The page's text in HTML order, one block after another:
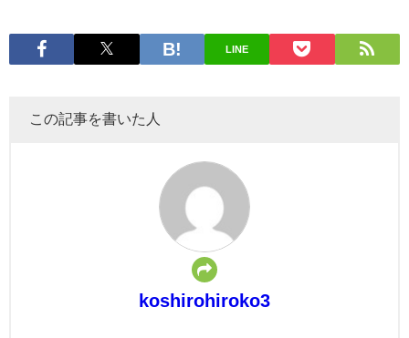
LINE
この記事を書いた人
koshirohiroko3